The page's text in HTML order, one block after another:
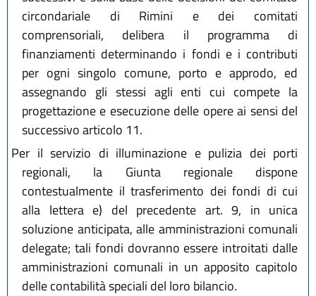
circondariale di Rimini e dei comitati
comprensoriali, delibera il programma di
finanziamenti determinando i fondi e i contributi
per ogni singolo comune, porto e approdo, ed
assegnando gli stessi agli enti cui compete la
progettazione e esecuzione delle opere ai sensi del
successivo articolo 11.
Per il servizio di illuminazione e pulizia dei porti
regionali, la Giunta regionale dispone
contestualmente il trasferimento dei fondi di cui
alla lettera e) del precedente art. 9, in unica
soluzione anticipata, alle amministrazioni comunali
delegate; tali fondi dovranno essere introitati dalle
amministrazioni comunali in un apposito capitolo
delle contabilità speciali del loro bilancio.